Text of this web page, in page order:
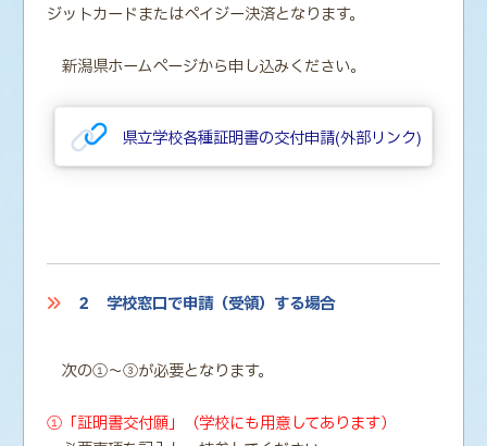
ジットカードまたはペイジー決済となります。
新潟県ホームページから申し込みください。
県立学校各種証明書の交付申請(外部リンク)
２ 学校窓口で申請（受領）する場合
次の①～③が必要となります。
①「証明書交付願」（学校にも用意してあります）